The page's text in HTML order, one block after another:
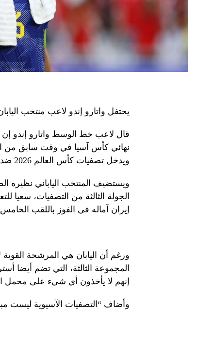
يحتفل واتارو إندو لاعب منتخب
قال لاعب خط الوسط واتارو إندو
نهائي كأس آسيا في وقت سابق من
ويدخل تصفيات كأس العالم 2026 ضد الصين والبحرين بعقلية إيجابية.
ويستضيف المنتخب الياباني نظيره
الجولة الثالثة من التصفيات،
إيران آماله في الفوز باللقب
ورغم أن اليابان هي المرشحة القوية
المجموعة الثالثة، التي تضم أيضا
إنهم لا يأخذون أي شيء على محمل
وأضاف “التصفيات الآسيوية ليست